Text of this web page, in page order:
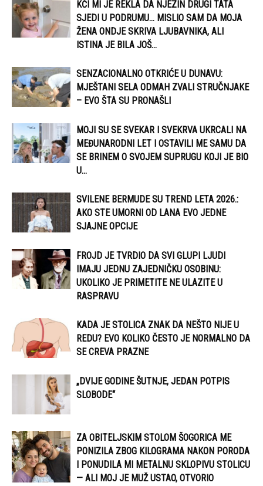
KĆI MI JE REKLA DA NJEZIN DRUGI TATA
SJEDI U PODRUMU… MISLIO SAM DA MOJA
ŽENA ONDJE SKRIVA LJUBAVNIKA, ALI
ISTINA JE BILA JOŠ...
SENZACIONALNO OTKRIĆE U DUNAVU:
MJEŠTANI SELA ODMAH ZVALI STRUČNJAKE
– EVO ŠTA SU PRONAŠLI
MOJI SU SE SVEKAR I SVEKRVA UKRCALI NA
MEĐUNARODNI LET I OSTAVILI ME SAMU DA
SE BRINEM O SVOJEM SUPRUGU KOJI JE BIO
U...
SVILENE BERMUDE SU TREND LETA 2026.:
AKO STE UMORNI OD LANA EVO JEDNE
SJAJNE OPCIJE
FROJD JE TVRDIO DA SVI GLUPI LJUDI
IMAJU JEDNU ZAJEDNIČKU OSOBINU:
UKOLIKO JE PRIMETITE NE ULAZITE U
RASPRAVU
KADA JE STOLICA ZNAK DA NEŠTO NIJE U
REDU? EVO KOLIKO ČESTO JE NORMALNO DA
SE CREVA PRAZNE
„DVIJE GODINE ŠUTNJE, JEDAN POTPIS
SLOBODE“
ZA OBITELJSKIM STOLOM ŠOGORICA ME
PONIZILA ZBOG KILOGRAMA NAKON PORODA
I PONUDILA MI METALNU SKLOPIVU STOLICU
— ALI MOJ JE MUŽ USTAO, OTVORIO